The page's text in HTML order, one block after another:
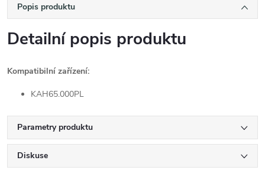
Popis produktu
Detailní popis produktu
Kompatibilní zařízení:
KAH65.000PL
Parametry produktu
Diskuse